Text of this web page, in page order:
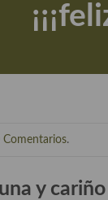
Comentarios.
y